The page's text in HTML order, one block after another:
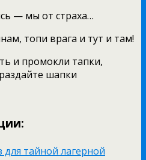
— мы от страха…
топи врага и тут и там!
и промокли тапки,
шапки
для тайной лагерной